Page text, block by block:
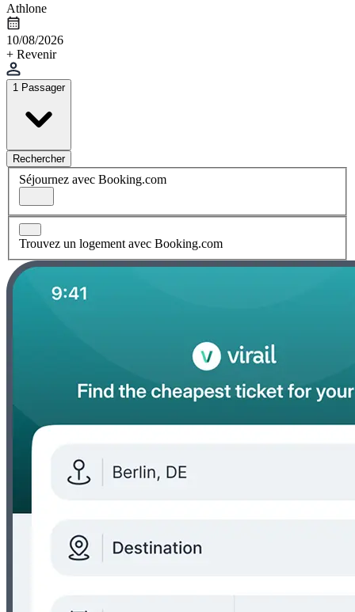
Athlone
10/08/2026
+ Revenir
1 Passager
Rechercher
Séjournez avec Booking.com
Trouvez un logement avec Booking.com